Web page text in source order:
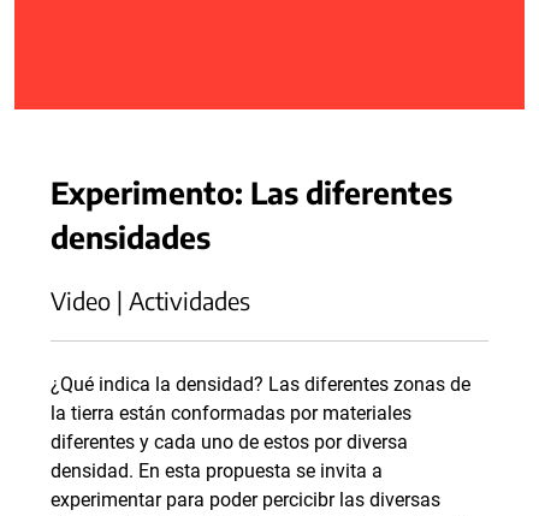
Experimento: Las diferentes
densidades
Video | Actividades
¿Qué indica la densidad? Las diferentes zonas de
la tierra están conformadas por materiales
diferentes y cada uno de estos por diversa
densidad. En esta propuesta se invita a
experimentar para poder percicibr las diversas